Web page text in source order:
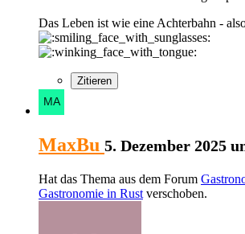
Das Leben ist wie eine Achterbahn -
Zitieren
MaxBu 5. Dezember 2025
Hat das Thema aus dem Forum
Gastronomie in Rust verschoben.